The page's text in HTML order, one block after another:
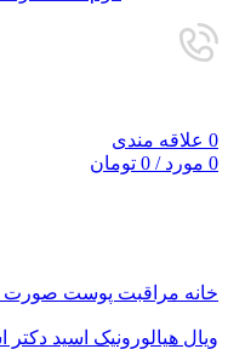
0 علاقه مندی
0 مورد /
0 تومان
خانه مراقبت پوست صورت
ویال هیالورونیک اسید دکتر